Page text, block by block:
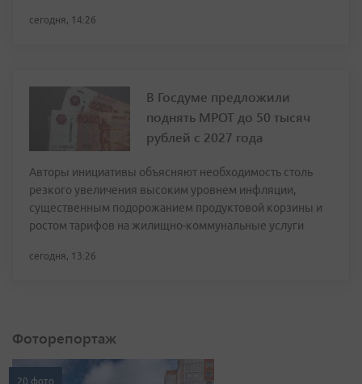
сегодня, 14:26
В Госдуме предложили
поднять МРОТ до 50 тысяч
рублей с 2027 года
Авторы инициативы объясняют необходимость столь
резкого увеличения высоким уровнем инфляции,
существенным подорожанием продуктовой корзины и
ростом тарифов на жилищно-коммунальные услуги
сегодня, 13:26
Фоторепортаж
20 фото